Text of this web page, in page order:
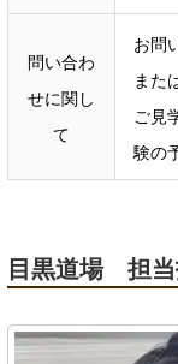
問い合わ
せに関し
て
お問
また
ご見
験の
目黒道場 担当